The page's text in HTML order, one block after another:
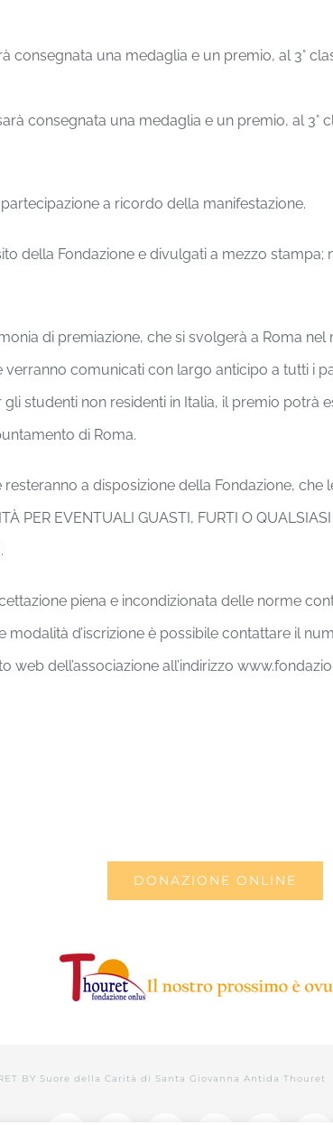
consegnata una medaglia e un premio, al 3°
consegnata una medaglia e un premio, al
a ricordo della manifestazione.
della Fondazione e divulgati a mezzo
di premiazione, che si svolgerà a Roma
comunicati con largo anticipo a tutti i
studenti non residenti in Italia, il premio
di Roma.
a disposizione della Fondazione,
PER EVENTUALI GUASTI, FURTI O
piena e incondizionata delle norme
d’iscrizione è possibile contattare il
dell’associazione all’indirizzo
DONAZIONE ONLINE
BY Suore della Carità di Santa Giovanna Antida Thouret